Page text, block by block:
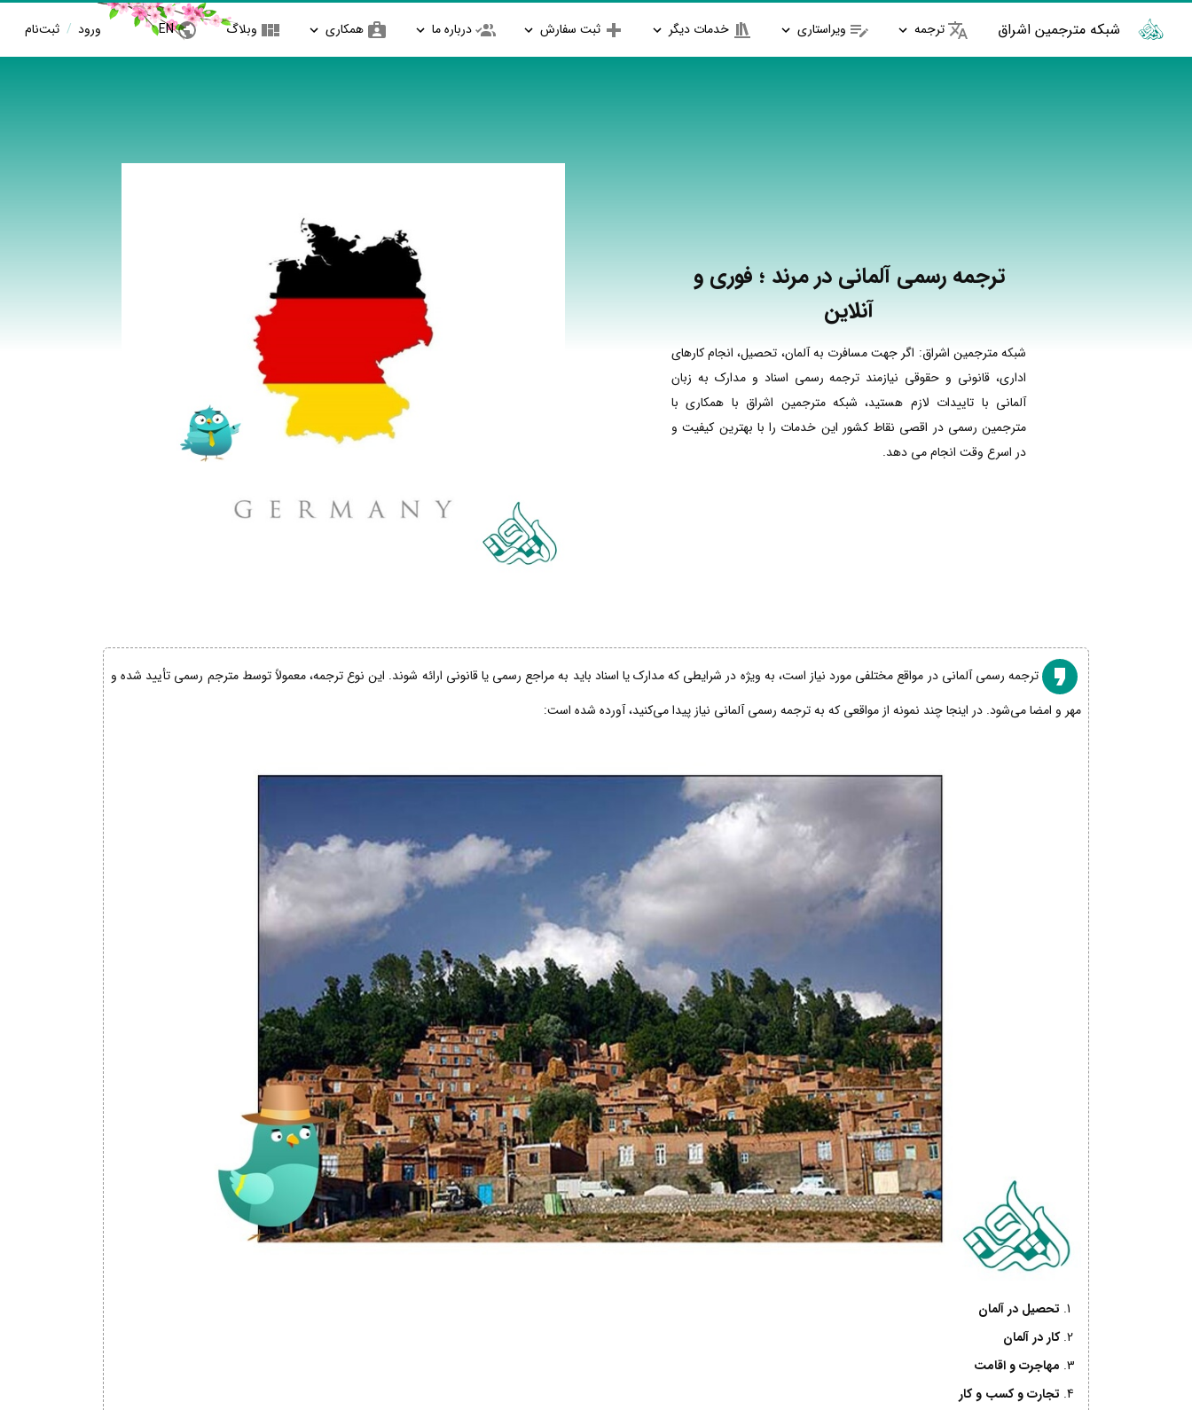
شبکه مترجمین اشراق ترجمه ویراستاری خدمات دیگر ثبت سفارش درباره ما همکاری وبلاگ EN ورود / ثبت‌نام
ترجمه رسمی آلمانی در مرند ؛ فوری و
آنلاین
شبکه مترجمین اشراق: اگر جهت مسافرت به آلمان، تحصیل، انجام کارهای
اداری، قانونی و حقوقی نیازمند ترجمه رسمی اسناد و مدارک به زبان
آلمانی با تاییدات لازم هستید، شبکه مترجمین اشراق با همکاری با
مترجمین رسمی در اقصی نقاط کشور این خدمات را با بهترین کیفیت و
در اسرع وقت انجام می دهد.
ترجمه رسمی آلمانی در مواقع مختلفی مورد نیاز است، به ویژه در شرایطی که مدارک یا اسناد باید به مراجع رسمی یا قانونی ارائه شوند. این نوع ترجمه، معمولاً توسط مترجم رسمی تأیید شده و
مهر و امضا می‌شود. در اینجا چند نمونه از مواقعی که به ترجمه رسمی آلمانی نیاز پیدا می‌کنید، آورده شده است:
تحصیل در آلمان
کار در آلمان
مهاجرت و اقامت
تجارت و کسب و کار